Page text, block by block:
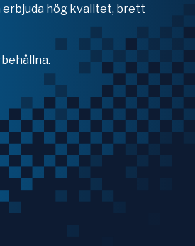
erbjuda hög kvalitet, brett